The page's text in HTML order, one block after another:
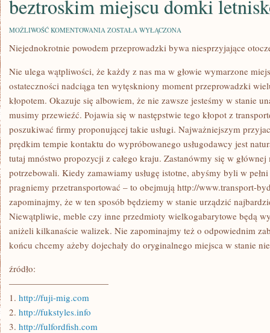
beztroskim miejscu domki
MOŻLIWOŚĆ KOMENTOWANIA NA
MOŻEMY
CICHYM
I
BEZTROSKIM
MIEJSCU
DOMKI
LETNISKOWE
ZOSTAŁA WYŁĄCZONA
Niejednokrotnie powodem przeprowadzki bywa niesprzyjające
Nie ulega wątpliwości, że każdy z nas ma w głowie wymarzone
ostateczności nadciąga ten wytęskniony moment przeprowadzki
kłopotem. Okazuje się albowiem, że nie zawsze jesteśmy w stanie
musimy przewieźć. Pojawia się w następstwie tego kłopot z
poszukiwać firmy proponującej takie usługi. Najważniejszym
prędkim tempie kontaktu do wypróbowanego usługodawcy jest
tutaj mnóstwo propozycji z całego kraju. Zastanówmy się w
potrzebowali. Kiedy zamawiamy usługę istotne, abyśmy byli w
pragniemy przetransportować – to obejmują http://www.transport-
zapominajmy, że w ten sposób będziemy w stanie urządzić
Niewątpliwie, meble czy inne przedmioty wielkogabarytowe będą
aniżeli kilkanaście walizek. Nie zapominajmy też o odpowiednim
końcu chcemy ażeby dojechały do oryginalnego miejsca w stanie
źródło:
———————————
1. http://fuji-mig.com
2. http://fukstyles.info
3. http://fulfordfish.com